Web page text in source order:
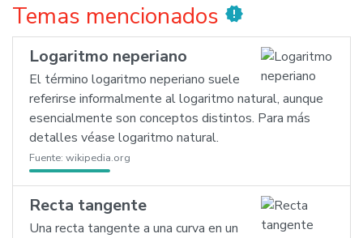
Temas mencionados new_releases
Logaritmo neperiano
El término logaritmo neperiano suele
referirse informalmente al logaritmo natural, aunque
esencialmente son conceptos distintos. Para más
detalles véase logaritmo natural.
Fuente: wikipedia.org
Recta tangente
Una recta tangente a una curva en un